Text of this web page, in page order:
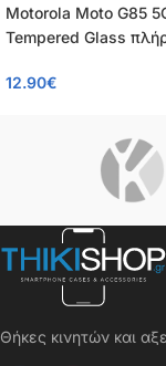
Motorola Moto G85
Tempered Glass
12.90€
Θήκες κινητών και